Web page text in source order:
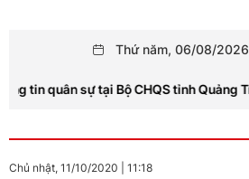
Thứ năm, 06/08/2026
sự tại Bộ CHQS tỉnh Quảng Trị
Chủ nhật, 11/10/2020 11:18